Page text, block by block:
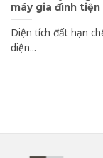
máy gia đình tiện
Diện tích đất hạn
diện...